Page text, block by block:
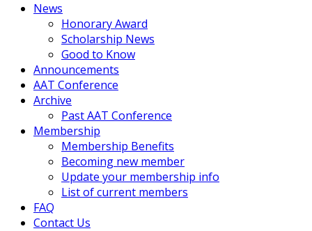
News
Honorary Award
Scholarship News
Good to Know
Announcements
AAT Conference
Archive
Past AAT Conference
Membership
Membership Benefits
Becoming new member
Update your membership info
List of current members
FAQ
Contact Us